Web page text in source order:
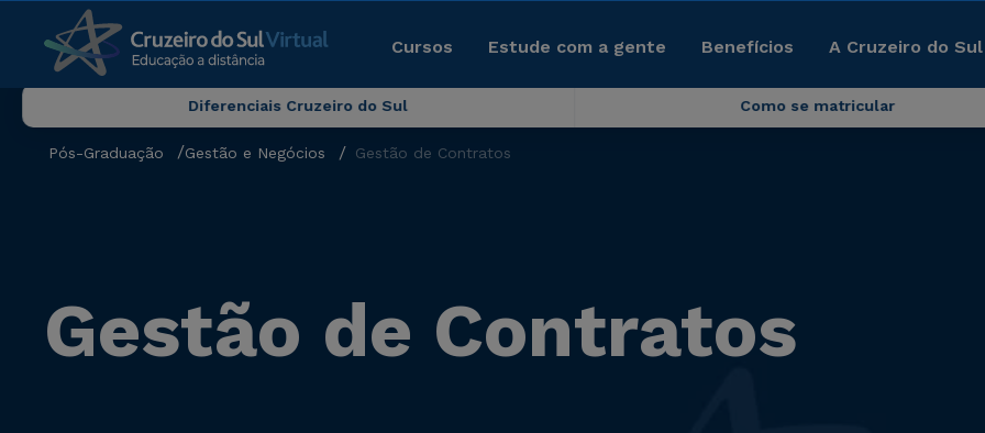
Cursos Estude com a gente Benefícios A Cruzeiro do
Diferenciais Cruzeiro do Sul Como se matricular
Pós-Graduação Gestão e Negócios Gestão de Contratos
Gestão de Contratos